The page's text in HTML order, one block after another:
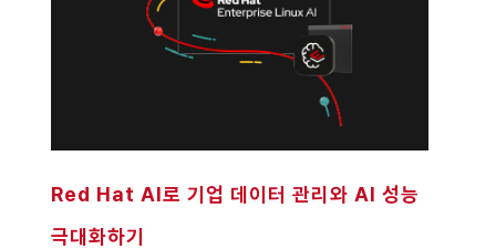
Red Hat AI로 기업 데이터 관리와 AI 성능
극대화하기